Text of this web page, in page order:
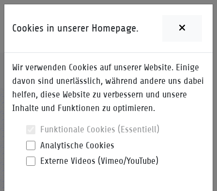
Home i-Qpedia Detail zum Begriff
EPP
Technischer Programmplan
Cookies in unserer Homepage.
Wir verwenden Cookies auf unserer Website. Einige
davon sind unerlässlich, während andere uns dabei
helfen, diese Website zu verbessern und unsere
Inhalte und Funktionen zu optimieren.
Funktionale Cookies (Essentiell)
Analytische Cookies
Externe Videos (Vimeo/YouTube)